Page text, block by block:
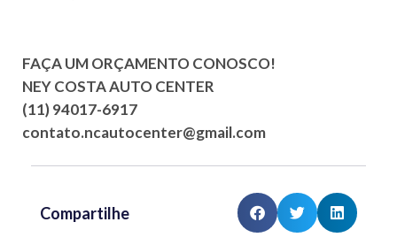
FAÇA UM ORÇAMENTO CONOSCO!
NEY COSTA AUTO CENTER
(11) 94017-6917
contato.ncautocenter@gmail.com
Compartilhe